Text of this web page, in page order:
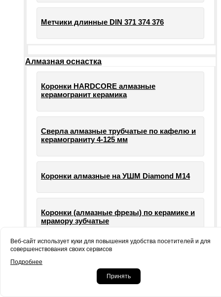
Метчики длинные DIN 371 374 376
Алмазная оснастка
Коронки HARDCORE алмазные
керамогранит керамика
Сверла алмазные трубчатые по кафелю и
керамограниту 4-125 мм
Коронки алмазные на УШМ Diamond М14
Коронки (алмазные фрезы) по керамике и
мрамору зубчатые
машин УШМ болгарки
Веб-сайт использует куки для повышения удобства посетителей и для
совершенствования своих сервисов
Подробнее
Принять